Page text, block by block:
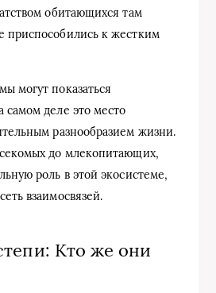
обитающихся там
приспособились к жестким
могут показаться
деле это место
разнообразием жизни.
до млекопитающих,
роль в этой экосистеме,
взаимосвязей.
Кто же они